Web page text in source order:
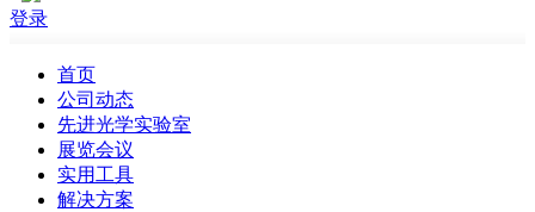
登录
首页
公司动态
先进光学实验室
展览会议
实用工具
解决方案